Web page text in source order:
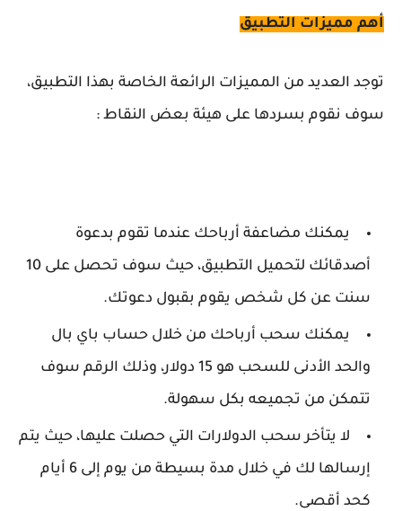
أهم مميزات التطبيق
توجد العديد من المميزات الرائعة الخاصة بهذا التطبيق،
سوف نقوم بسردها على هيئة بعض النقاط :
يمكنك مضاعفة أرباحك عندما تقوم بدعوة
أصدقائك لتحميل التطبيق، حيث سوف تحصل على 10
سنت عن كل شخص يقوم بقبول دعوتك.
يمكنك سحب أرباحك من خلال حساب باي بال
والحد الأدنى للسحب هو 15 دولار، وذلك الرقم سوف
تتمكن من تجميعه بكل سهولة.
لا يتأخر سحب الدولارات التي حصلت عليها، حيث يتم
إرسالها لك في خلال مدة بسيطة من يوم إلى 6 أيام
كحد أقصى.